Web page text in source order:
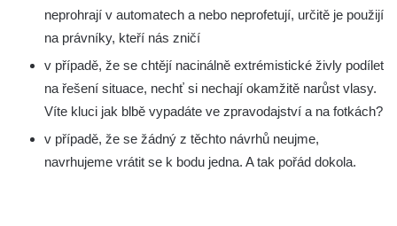
neprohrají v automatech a nebo neprofetují, určitě je použijí
na právníky, kteří nás zničí
v případě, že se chtějí nacinálně extrémistické živly podílet
na řešení situace, nechť si nechají okamžitě narůst vlasy.
Víte kluci jak blbě vypadáte ve zpravodajství a na fotkách?
v případě, že se žádný z těchto návrhů neujme,
navrhujeme vrátit se k bodu jedna. A tak pořád dokola.